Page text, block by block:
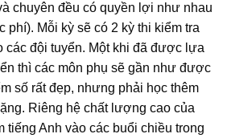
chuyên đều có quyền lợi như nhau
phí). Mỗi kỳ sẽ có 2 kỳ thi kiểm tra
các đội tuyển. Một khi đã được lựa
thì các môn phụ sẽ gần như được
số rất đẹp, nhưng phải học thêm
Riêng hệ chất lượng cao của
tiếng Anh vào các buổi chiều trong